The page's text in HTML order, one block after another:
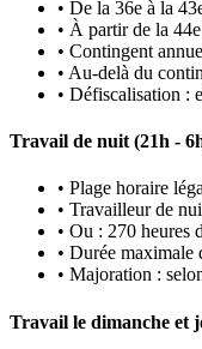
• De la 36e à la
• À partir de la
• Contingent
• Au-delà du
• Défiscalisation :
Travail de nuit (21h -
• Plage horaire
• Travailleur de
• Ou : 270 heures
• Durée maximale
• Majoration :
Travail le dimanche et